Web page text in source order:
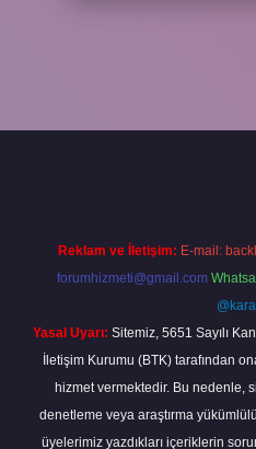
Reklam ve İletişim: E-mail:
forumhizmeti@gmail.com
Yasal Uyarı: Sitemiz, 5651 Sayılı
İletişim Kurumu (BTK) tarafından
hizmet vermektedir. Bu nedenle,
denetleme veya araştırma
üyelerimiz yazdıkları içeriklerin